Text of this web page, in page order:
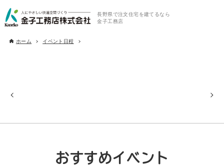
長野県で注文住宅を建てるなら
金子工務店
ホーム イベント日程
おすすめイベント